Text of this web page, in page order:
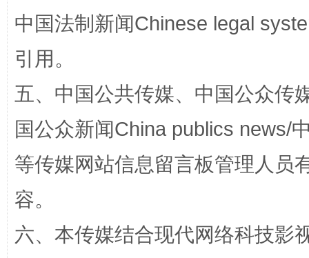
国家大学科技园优化重塑工作
中国法制新闻Chinese legal
引用。
五、中国公共传媒、中国公众传
国公众新闻China publics news/
等传媒网站信息留言板管理人员
容。
六、本传媒结合现代网络科技影